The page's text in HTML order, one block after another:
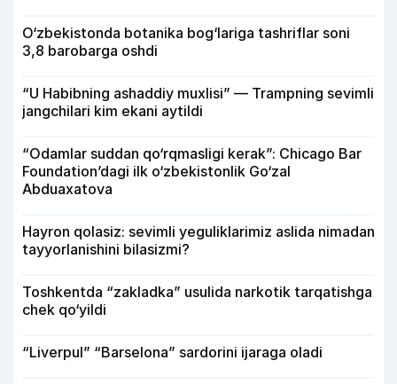
O‘zbekistonda botanika bog‘lariga tashriflar soni
3,8 barobarga oshdi
“U Habibning ashaddiy muxlisi” — Trampning sevimli
jangchilari kim ekani aytildi
“Odamlar suddan qo‘rqmasligi kerak”: Chicago Bar
Foundation’dagi ilk o‘zbekistonlik Go‘zal
Abduaxatova
Hayron qolasiz: sevimli yeguliklarimiz aslida nimadan
tayyorlanishini bilasizmi?
Toshkentda “zakladka” usulida narkotik tarqatishga
chek qo‘yildi
“Liverpul” “Barselona” sardorini ijaraga oladi